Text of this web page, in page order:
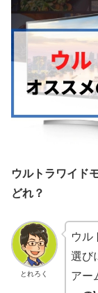
ウルトラワイド
どれ？
とれろく
ウル
選び
アー